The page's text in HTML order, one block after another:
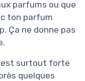
parfums ou que
ton parfum
Ça ne donne pas
est surtout forte
quelques